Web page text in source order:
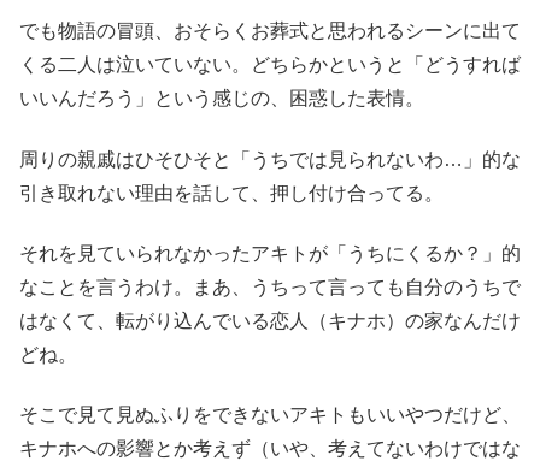
でも物語の冒頭、おそらくお葬式と思われるシーンに出て
くる二人は泣いていない。どちらかというと「どうすれば
いいんだろう」という感じの、困惑した表情。
周りの親戚はひそひそと「うちでは見られないわ…」的な
引き取れない理由を話して、押し付け合ってる。
それを見ていられなかったアキトが「うちにくるか？」的
なことを言うわけ。まあ、うちって言っても自分のうちで
はなくて、転がり込んでいる恋人（キナホ）の家なんだけ
どね。
そこで見て見ぬふりをできないアキトもいいやつだけど、
キナホへの影響とか考えず（いや、考えてないわけではな